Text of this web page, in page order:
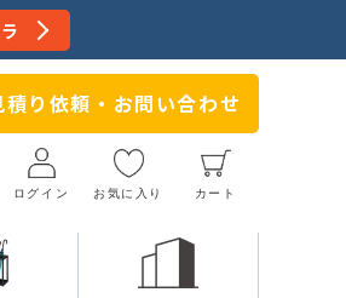
り依頼・ お問い合わせ
ログイン お気に入り カート